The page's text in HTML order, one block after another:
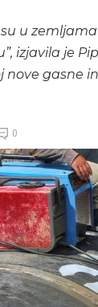
u
izjavila je
nove
0